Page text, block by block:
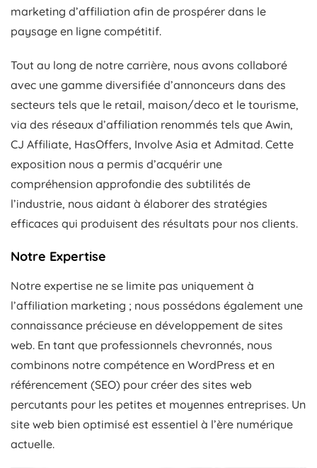
marketing d’affiliation afin de prospérer dans le
paysage en ligne compétitif.
Tout au long de notre carrière, nous avons collaboré
avec une gamme diversifiée d’annonceurs dans des
secteurs tels que le retail, maison/deco et le tourisme,
via des réseaux d’affiliation renommés tels que Awin,
CJ Affiliate, HasOffers, Involve Asia et Admitad. Cette
exposition nous a permis d’acquérir une
compréhension approfondie des subtilités de
l’industrie, nous aidant à élaborer des stratégies
efficaces qui produisent des résultats pour nos clients.
Notre Expertise
Notre expertise ne se limite pas uniquement à
l’affiliation marketing ; nous possédons également une
connaissance précieuse en développement de sites
web. En tant que professionnels chevronnés, nous
combinons notre compétence en WordPress et en
référencement (SEO) pour créer des sites web
percutants pour les petites et moyennes entreprises. Un
site web bien optimisé est essentiel à l’ère numérique
actuelle.